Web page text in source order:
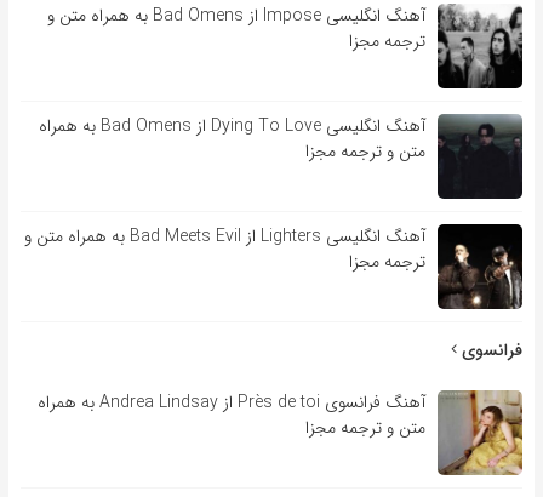
آهنگ انگلیسی Impose از Bad Omens به همراه متن و
ترجمه مجزا
آهنگ انگلیسی Dying To Love از Bad Omens به همراه
متن و ترجمه مجزا
آهنگ انگلیسی Lighters از Bad Meets Evil به همراه متن و
ترجمه مجزا
فرانسوی
آهنگ فرانسوی Près de toi از Andrea Lindsay به همراه
متن و ترجمه مجزا